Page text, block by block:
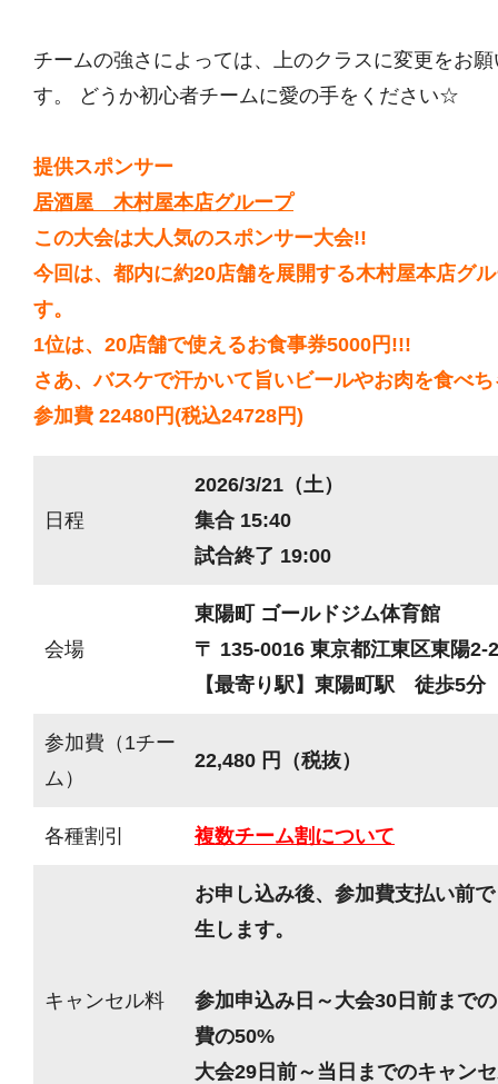
チームの強さによっては、上のクラスに変更をお
す。 どうか初心者チームに愛の手をください☆
提供スポンサー
居酒屋 木村屋本店グループ
この大会は大人気のスポンサー大会!!
今回は、都内に約20店舗を展開する木村屋本店グ
す。
1位は、20店舗で使えるお食事券5000円!!!
さあ、バスケで汗かいて旨いビールやお肉を食べ
参加費 22480円(税込24728円)
日程
2026/3/21（土）
集合 15:40
試合終了 19:00
会場
東陽町 ゴールドジム体育館
〒 135-0016 東京都江東区東陽2-
【最寄り駅】東陽町駅 徒歩5分
参加費（1チー
ム）
22,480 円（税抜）
各種割引 複数チーム割について
キャンセル料
お申し込み後、参加費支払い前
生します。
参加申込み日～大会30日前まで
費の50%
大会29日前～当日までのキャン